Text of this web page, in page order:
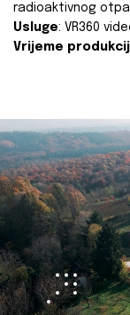
radioaktivnog
Usluge: VR360
Vrijeme